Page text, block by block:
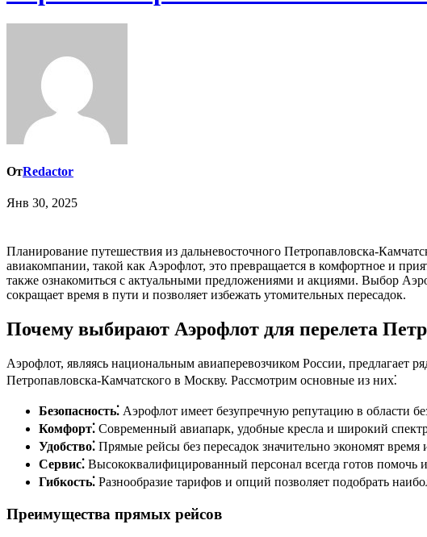
ОтRedactor
Янв 30, 2025
Планирование путешествия из дальневосточного Петропавловска-Камчатского в столицу России, Москву, может показаться сложной задачей, но с правильным подходом и выбором
авиакомпании, такой как Аэрофлот, это превращается в комфортное и
также ознакомиться с актуальными предложениями и акциями. Выбор
сокращает время в пути и позволяет избежать утомительных пересадок.
Почему выбирают Аэрофлот для перелета
Аэрофлот, являясь национальным авиаперевозчиком России,
Петропавловска-Камчатского в Москву. Рассмотрим основные из них⁚
Безопасность⁚ Аэрофлот имеет безупречную репутацию в области
Комфорт⁚ Современный авиапарк, удобные кресла и широкий
Удобство⁚ Прямые рейсы без пересадок значительно экономят
Сервис⁚ Высококвалифицированный персонал всегда готов помочь
Гибкость⁚ Разнообразие тарифов и опций позволяет подобрать
Преимущества прямых рейсов